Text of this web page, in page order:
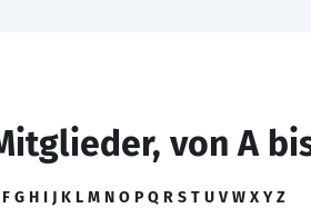
von A
F G H I J K L M N O P Q R S T U V W X Y Z